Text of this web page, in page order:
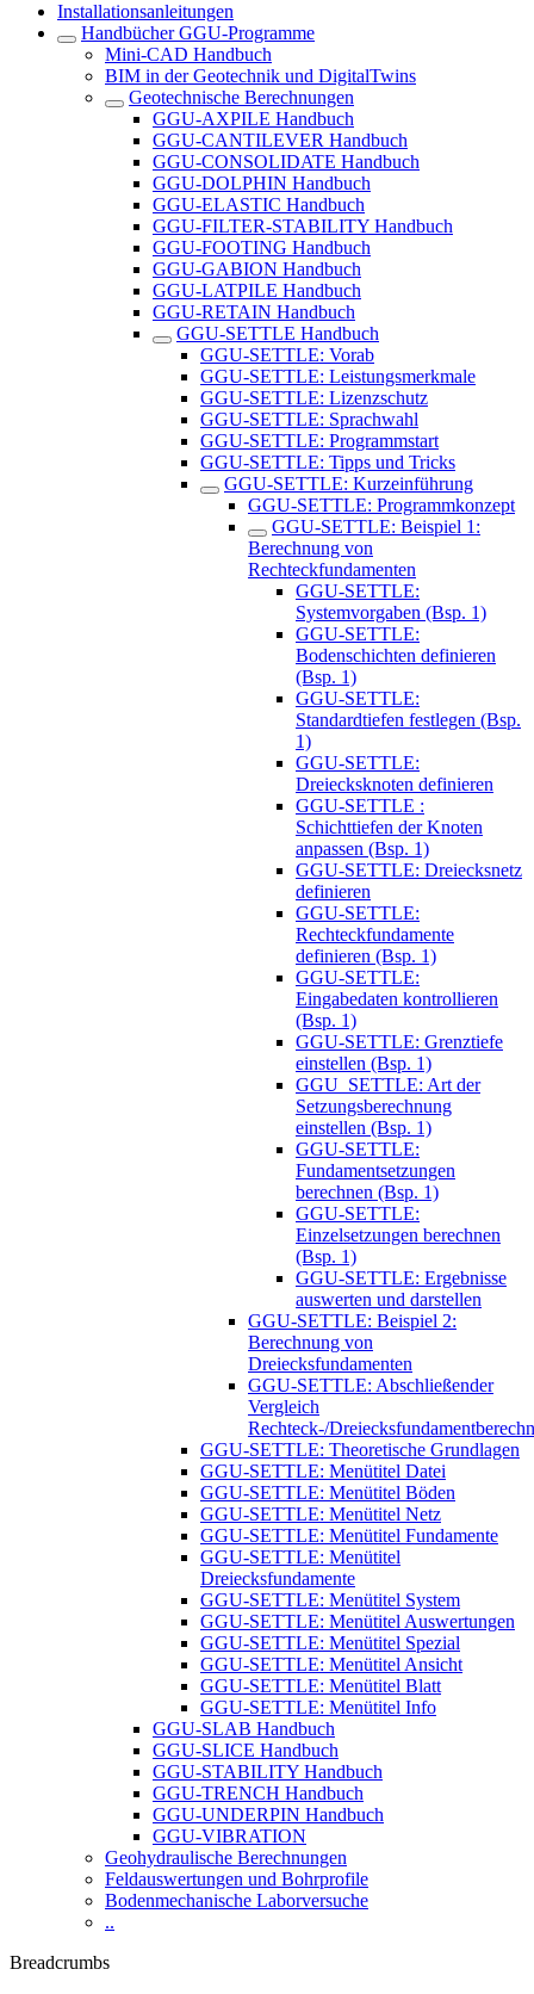
Installationsanleitungen
Handbücher GGU-Programme
Mini-CAD Handbuch
BIM in der Geotechnik und DigitalTwins
Geotechnische Berechnungen
GGU-AXPILE Handbuch
GGU-CANTILEVER Handbuch
GGU-CONSOLIDATE Handbuch
GGU-DOLPHIN Handbuch
GGU-ELASTIC Handbuch
GGU-FILTER-STABILITY Handbuch
GGU-FOOTING Handbuch
GGU-GABION Handbuch
GGU-LATPILE Handbuch
GGU-RETAIN Handbuch
GGU-SETTLE Handbuch
GGU-SETTLE: Vorab
GGU-SETTLE: Leistungsmerkmale
GGU-SETTLE: Lizenzschutz
GGU-SETTLE: Sprachwahl
GGU-SETTLE: Programmstart
GGU-SETTLE: Tipps und Tricks
GGU-SETTLE: Kurzeinführung
GGU-SETTLE: Programmkonzept
GGU-SETTLE: Beispiel 1:
Berechnung von
Rechteckfundamenten
GGU-SETTLE:
Systemvorgaben (Bsp. 1)
GGU-SETTLE:
Bodenschichten definieren
(Bsp. 1)
GGU-SETTLE:
Standardtiefen festlegen (Bsp.
1)
GGU-SETTLE:
Dreiecksknoten definieren
GGU-SETTLE :
Schichttiefen der Knoten
anpassen (Bsp. 1)
GGU-SETTLE: Dreiecksnetz
definieren
GGU-SETTLE:
Rechteckfundamente
definieren (Bsp. 1)
GGU-SETTLE:
Eingabedaten kontrollieren
(Bsp. 1)
GGU-SETTLE: Grenztiefe
einstellen (Bsp. 1)
GGU_SETTLE: Art der
Setzungsberechnung
einstellen (Bsp. 1)
GGU-SETTLE:
Fundamentsetzungen
berechnen (Bsp. 1)
GGU-SETTLE:
Einzelsetzungen berechnen
(Bsp. 1)
GGU-SETTLE: Ergebnisse
auswerten und darstellen
GGU-SETTLE: Beispiel 2:
Berechnung von
Dreiecksfundamenten
GGU-SETTLE: Abschließender
Vergleich
Rechteck-/
GGU-SETTLE: Theoretische Grundlagen
GGU-SETTLE: Menütitel Datei
GGU-SETTLE: Menütitel Böden
GGU-SETTLE: Menütitel Netz
GGU-SETTLE: Menütitel Fundamente
GGU-SETTLE: Menütitel
Dreiecksfundamente
GGU-SETTLE: Menütitel System
GGU-SETTLE: Menütitel Auswertungen
GGU-SETTLE: Menütitel Spezial
GGU-SETTLE: Menütitel Ansicht
GGU-SETTLE: Menütitel Blatt
GGU-SETTLE: Menütitel Info
GGU-SLAB Handbuch
GGU-SLICE Handbuch
GGU-STABILITY Handbuch
GGU-TRENCH Handbuch
GGU-UNDERPIN Handbuch
GGU-VIBRATION
Geohydraulische Berechnungen
Feldauswertungen und Bohrprofile
Bodenmechanische Laborversuche
..
Breadcrumbs